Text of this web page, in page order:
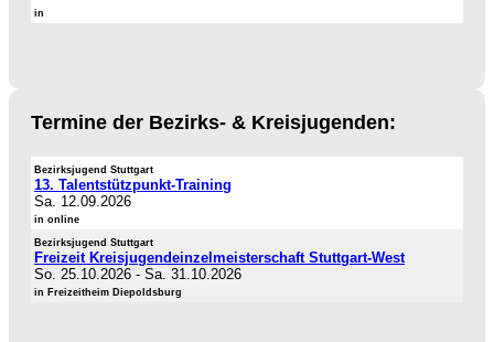
in
Termine der Bezirks- & Kreisjugenden:
Bezirksjugend Stuttgart
13. Talentstützpunkt-Training
Sa. 12.09.2026
in online
Bezirksjugend Stuttgart
Freizeit Kreisjugendeinzelmeisterschaft Stuttgart-West
So. 25.10.2026 - Sa. 31.10.2026
in Freizeitheim Diepoldsburg